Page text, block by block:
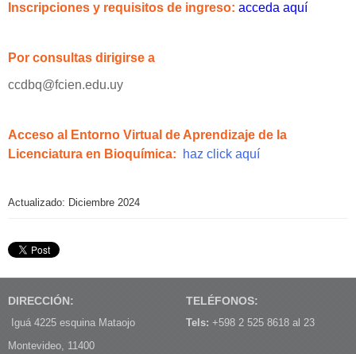
Inscripciones y requisitos de ingreso: acceda aquí
Por consultas dirigirse a
ccdbq@fcien.edu.uy
Acceso al Entorno Virtual de Aprendizaje de la
Licenciatura en Bioquímica:
haz click aquí
Actualizado: Diciembre 2024
DIRECCIÓN:
Iguá 4225 esquina Mataojo
Montevideo, 11400
TELÉFONOS:
Tels: +598 2 525 8618 al 23